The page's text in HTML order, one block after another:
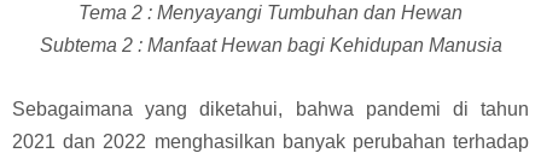
Tema 2 : Menyayangi Tumbuhan dan Hewan
Subtema 2 : Manfaat Hewan bagi Kehidupan Manusia
Sebagaimana yang diketahui, bahwa pandemi di tahun
2021 dan 2022 menghasilkan banyak perubahan terhadap